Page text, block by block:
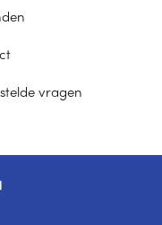
vragen